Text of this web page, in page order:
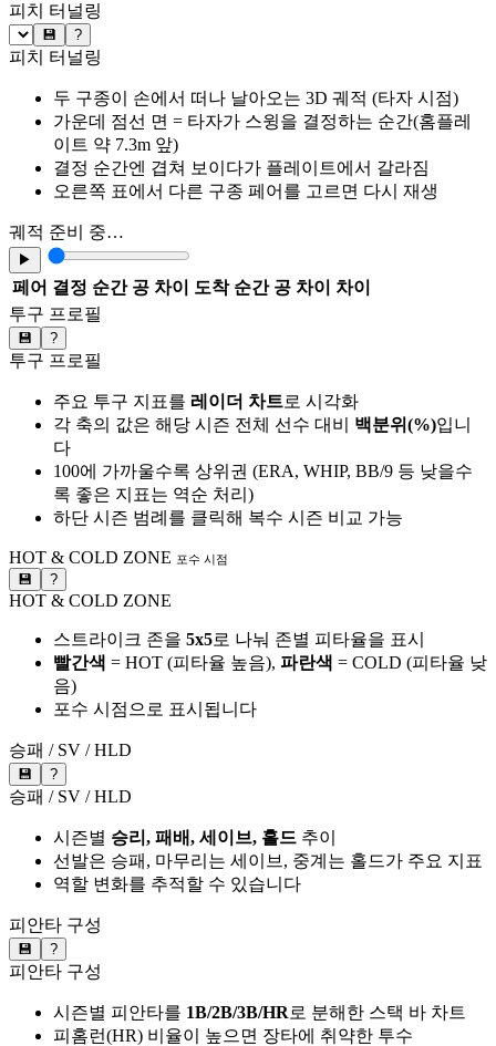
피치 터널링
💾 ?
피치 터널링
두 구종이 손에서 떠나 날아오는 3D 궤적 (타자 시점)
가운데 점선 면 = 타자가 스윙을 결정하는 순간(홈플레
이트 약 7.3m 앞)
결정 순간엔 겹쳐 보이다가 플레이트에서 갈라짐
오른쪽 표에서 다른 구종 페어를 고르면 다시 재생
궤적 준비 중…
▶
페어 결정 순간 공 차이 도착 순간 공 차이
차이
투구 프로필
💾 ?
투구 프로필
주요 투구 지표를 레이더 차트로 시각화
각 축의 값은 해당 시즌 전체 선수 대비 백분위(%)입니
다
100에 가까울수록 상위권 (ERA, WHIP, BB/9 등 낮을수
록 좋은 지표는 역순 처리)
하단 시즌 범례를 클릭해 복수 시즌 비교 가능
HOT & COLD ZONE 포수 시점
💾 ?
HOT & COLD ZONE
스트라이크 존을 5x5로 나눠 존별 피타율을 표시
빨간색 = HOT (피타율 높음), 파란색 = COLD (피타율 낮
음)
포수 시점으로 표시됩니다
승패 / SV / HLD
💾 ?
승패 / SV / HLD
시즌별 승리, 패배, 세이브, 홀드 추이
선발은 승패, 마무리는 세이브, 중계는 홀드가 주요 지표
역할 변화를 추적할 수 있습니다
피안타 구성
💾 ?
피안타 구성
시즌별 피안타를 1B/2B/3B/HR로 분해한 스택 바 차트
피홈런(HR) 비율이 높으면 장타에 취약한 투수